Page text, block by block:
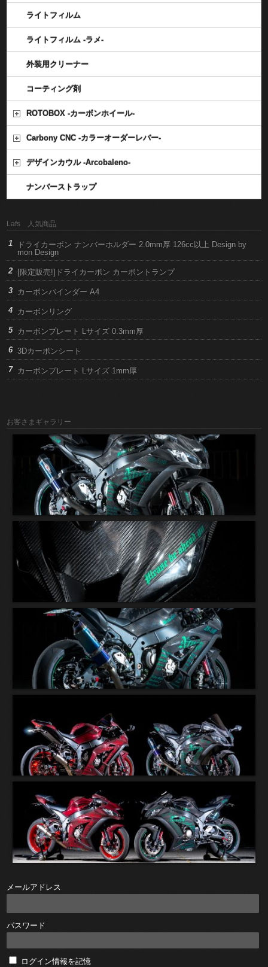
ライトフィルム
ライトフィルム -ラメ-
外装用クリーナー
コーティング剤
ROTOBOX -カーボンホイール-
Carbony CNC -カラーオーダーレバー-
デザインカウル -Arcobaleno-
ナンバーストラップ
Lafs 人気商品
ドライカーボン ナンバーホルダー 2.0mm厚 126cc以上 Design by
mon Design
[限定販売!]ドライカーボン カーボントランプ
カーボンバインダー A4
カーボンリング
カーボンプレート Lサイズ 0.3mm厚
3Dカーボンシート
カーボンプレート Lサイズ 1mm厚
お客さまギャラリー
メールアドレス
パスワード
ログイン情報を記憶